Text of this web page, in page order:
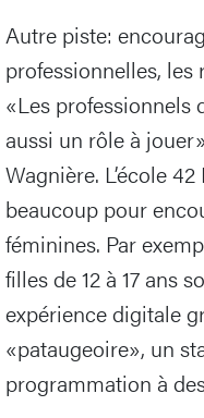
Autre piste:
professionnelles, les
«Les professionnels
aussi un rôle à
Wagnière. L’école
beaucoup pour
féminines. Par
filles de 12 à 17 ans
expérience digitale
«pataugeoire», un
programmation à